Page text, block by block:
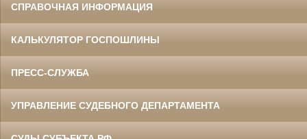
СПРАВОЧНАЯ ИНФОРМАЦИЯ
КАЛЬКУЛЯТОР ГОСПОШЛИНЫ
ПРЕСС-СЛУЖБА
УПРАВЛЕНИЕ СУДЕБНОГО ДЕПАРТАМЕНТА